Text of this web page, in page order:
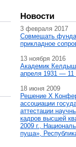
Новости
3 февраля 2017
Совмещать
прикладное
13 ноября 2016
Академик
апреля 1931 — 11
18 июня 2009
Решение X
ассоциации
аттестации
кадров высшей
2009 г.,
пуща»,